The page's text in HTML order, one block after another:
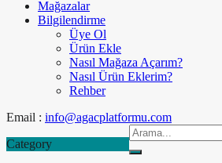
Mağazalar
Bilgilendirme
Üye Ol
Ürün Ekle
Nasıl Mağaza Açarım?
Nasıl Ürün Eklerim?
Rehber
Email : info@agacplatformu.com
Category